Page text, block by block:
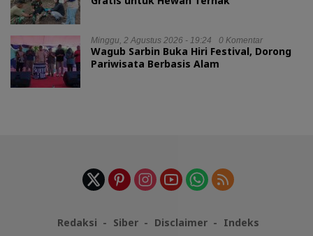
Minggu, 2 Agustus 2026 - 19:24 0 Komentar
Wagub Sarbin Buka Hiri Festival, Dorong
Pariwisata Berbasis Alam
Redaksi Siber Disclaimer Indeks